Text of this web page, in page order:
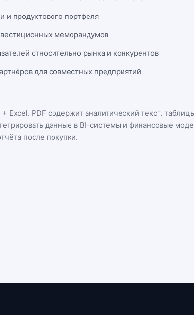
и продуктового портфеля
меморандумов
относительно рынка и конкурентов
для совместных предприятий
+ Excel. PDF содержит аналитический текст,
данные в BI-системы и финансовые
после покупки.